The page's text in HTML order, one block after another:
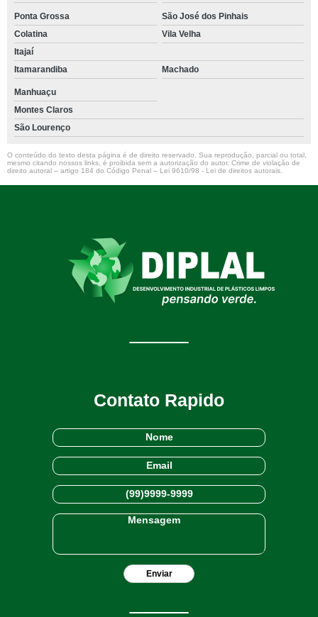
Ponta Grossa
São José dos Pinhais
Colatina
Vila Velha
Itajaí
Itamarandiba
Machado
Manhuaçu
Montes Claros
São Lourenço
O conteúdo do texto desta página é de direito reservado. Sua reprodução, parcial ou total,
mesmo citando nossos links, é proibida sem a autorização do autor. Crime de violação de
direito autoral – artigo 184 do Código Penal – Lei 9610/98 - Lei de direitos autorais
Contato Rapido